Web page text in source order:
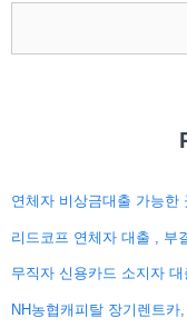
연체자 비상금대출 가능한
리드코프 연체자 대출 , 부
무직자 신용카드 소지자
NH농협캐피탈 장기렌트